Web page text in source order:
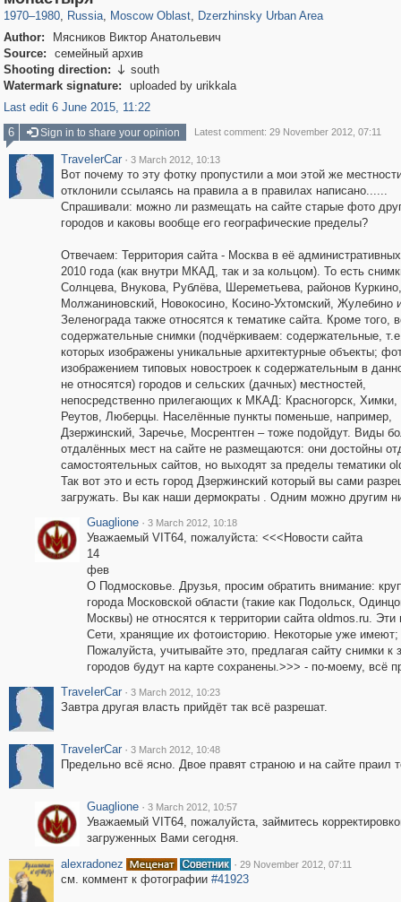
1970–1980, Russia, Moscow Oblast, Dzerzhinsky Urban Area
Author:
Мясников Виктор Анатольевич
Source:
семейный архив
Shooting direction:  south
Watermark signature:
uploaded by urikkala
Last edit 6 June 2015, 11:22
6
Sign in to share your opinion Latest comment: 29 November 2012, 07:11
ТrаvеIеrCar · 3 March 2012, 10:13
Вот почему то эту фотку пропустили а мои этой же
отклонили ссылаясь на правила а в правилах написано......
Спрашивали: можно ли размещать на сайте старые фото
городов и каковы вообще его географические пределы?
Отвечаем: Территория сайта - Москва в её
2010 года (как внутри МКАД, так и за кольцом). То есть
Солнцева, Внукова, Рублёва, Шереметьева, районов Куркино,
Молжаниновский, Новокосино, Косино-Ухтомский, Жулебино
Зеленограда также относятся к тематике сайта. Кроме того,
содержательные снимки (подчёркиваем: содержательные,
которых изображены уникальные архитектурные объекты;
изображением типовых новостроек к содержательным в
не относятся) городов и сельских (дачных) местностей,
непосредственно прилегающих к МКАД: Красногорск,
Реутов, Люберцы. Населённые пункты поменьше, например,
Дзержинский, Заречье, Мосрентген – тоже подойдут. Виды
отдалённых мест на сайте не размещаются: они достойны
самостоятельных сайтов, но выходят за пределы тематики
Так вот это и есть город Дзержинский который вы сами
загружать. Вы как наши дермократы . Одним можно другим
Guaglione · 3 March 2012, 10:18
Уважаемый VIT64, пожалуйста: <<<Новости сайта
14
фев
О Подмосковье. Друзья, просим обратить внимание:
города Московской области (такие как Подольск,
Москвы) не относятся к территории сайта oldmos.ru.
Сети, хранящие их фотоисторию. Некоторые уже имеют;
Пожалуйста, учитывайте это, предлагая сайту снимки
городов будут на карте сохранены.>>> - по-моему, всё
ТrаvеIеrCar · 3 March 2012, 10:23
Завтра другая власть прийдёт так всё разрешат.
ТrаvеIеrCar · 3 March 2012, 10:48
Предельно всё ясно. Двое правят страною и на сайте праил
Guaglione · 3 March 2012, 10:57
Уважаемый VIT64, пожалуйста, займитесь
загруженных Вами сегодня.
alexradonez
· 29 November 2012, 07:11
см. коммент к фотографии #41923